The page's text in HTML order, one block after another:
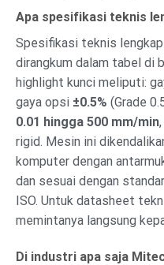
Apa spesifikasi teknis
Spesifikasi teknis
dirangkum dalam tabel di
highlight kunci meliputi:
gaya opsi ±0.5% (Grade
0.01 hingga 500 mm/min
rigid. Mesin ini
komputer dengan
dan sesuai dengan
ISO. Untuk datasheet
memintanya langsung
Di industri apa saja